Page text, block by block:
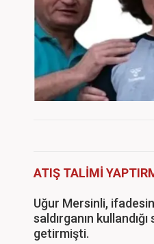
ATIŞ TALİMİ
Uğur Mersinli,
saldırganın
getirmişti.